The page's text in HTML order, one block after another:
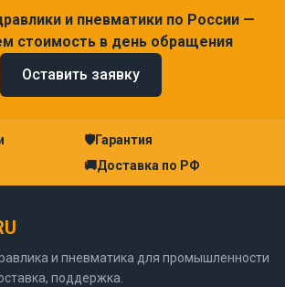
и пневматики по России —
стоимость в день обращения
Оставить заявку
🛡Гарантия
🚚Доставка по РФ
и пневматика для промышленности
поддержка.